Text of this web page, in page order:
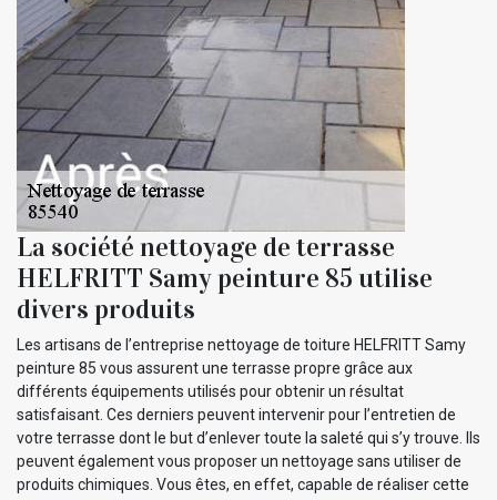
La société nettoyage de terrasse
HELFRITT Samy peinture 85 utilise
divers produits
Les artisans de l’entreprise nettoyage de toiture HELFRITT Samy
peinture 85 vous assurent une terrasse propre grâce aux
différents équipements utilisés pour obtenir un résultat
satisfaisant. Ces derniers peuvent intervenir pour l’entretien de
votre terrasse dont le but d’enlever toute la saleté qui s’y trouve. Ils
peuvent également vous proposer un nettoyage sans utiliser de
produits chimiques. Vous êtes, en effet, capable de réaliser cette